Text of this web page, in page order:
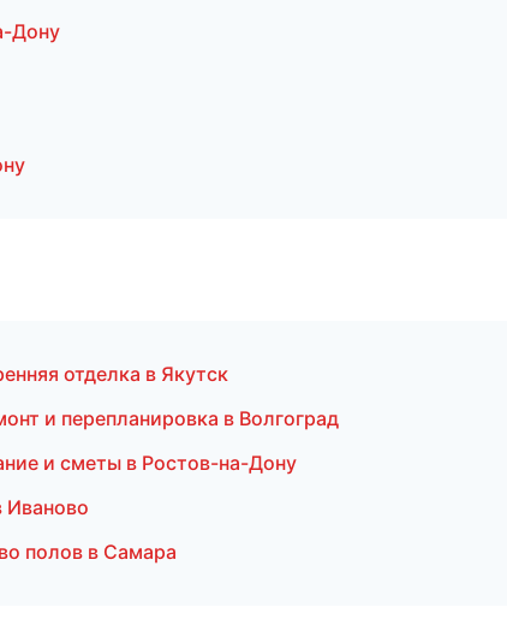
Дону
отделка в Якутск
и перепланировка в Волгоград
и сметы в Ростов-на-Дону
Иваново
полов в Самара